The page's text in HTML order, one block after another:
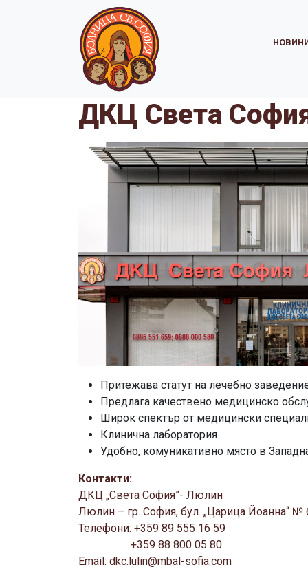
ДКЦ Света
Притежава статут на лечебно
Предлага качествено медицинско
Широк спектър от медицински
Клинична лаборатория
Удобно, комуникативно място в
Контакти:
ДКЦ „Света София”- Люлин
Люлин – гр. София, бул. „Царица Йоанна“ №
Телефони: +359 89 555 16 59
+359 88 800 05 80
Email: dkc.lulin@mbal-sofia.com